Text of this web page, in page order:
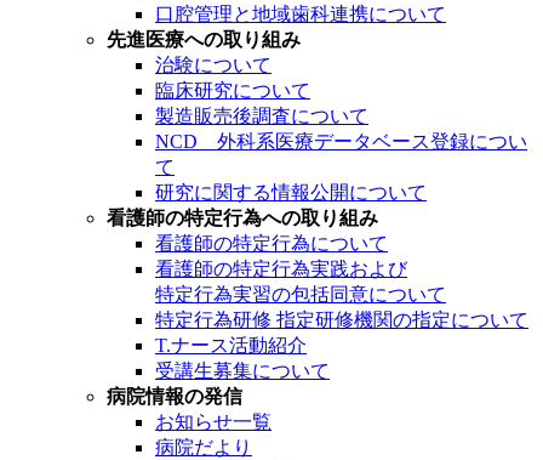
口腔管理と地域歯科連携について
先進医療への取り組み
治験について
臨床研究について
製造販売後調査について
NCD 外科系医療データベース登録につい
て
研究に関する情報公開について
看護師の特定行為への取り組み
看護師の特定行為について
看護師の特定行為実践および
特定行為実習の包括同意について
特定行為研修 指定研修機関の指定について
T.ナース活動紹介
受講生募集について
病院情報の発信
お知らせ一覧
病院だより